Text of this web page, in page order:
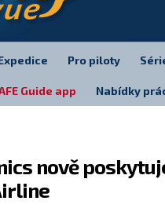
nově
Pro piloty
Guide app Nabídky